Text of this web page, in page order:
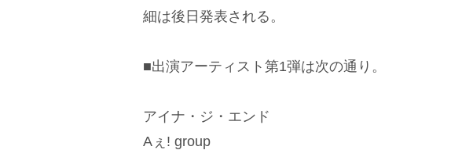
細は後日発表される。
■出演アーティスト第1弾は次の通り。
アイナ・ジ・エンド
Aぇ! group